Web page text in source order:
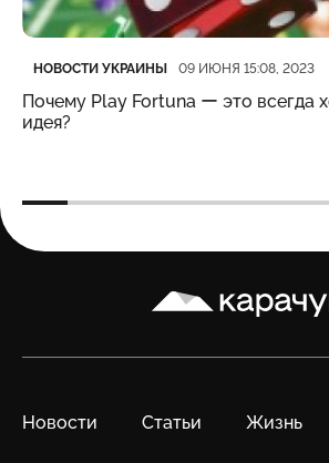
Категория
НОВОСТИ УКРАИНЫ
Дата публикации 09 ИЮНЯ 15:08, 2023
Почему Play Fortuna ー это всегда
идея?
Карачун
Новости Статьи Жизнь